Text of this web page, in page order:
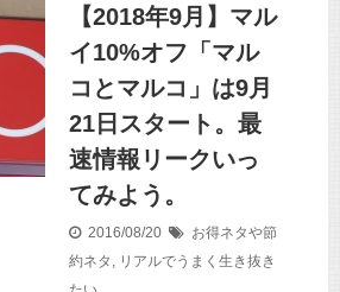
【2018年9月】マル
イ10%オフ「マル
コとマルコ」は9月
21日スタート。最
速情報リークいっ
てみよう。
2016/08/20
お得ネタや節
約ネタ , リアルでうまく生き抜き